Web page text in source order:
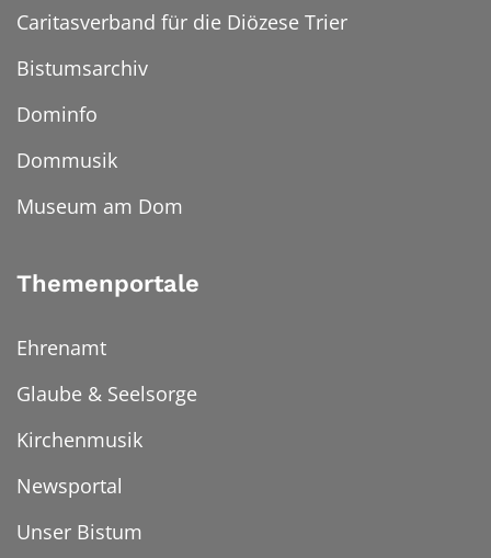
Caritasverband für die Diözese Trier
Bistumsarchiv
Dominfo
Dommusik
Museum am Dom
Themenportale
Ehrenamt
Glaube & Seelsorge
Kirchenmusik
Newsportal
Unser Bistum